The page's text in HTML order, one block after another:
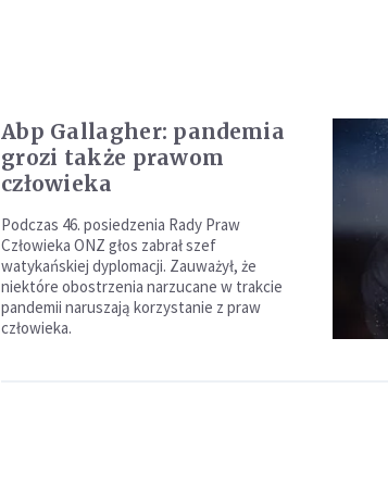
Abp Gallagher: pandemia
grozi także prawom
człowieka
Podczas 46. posiedzenia Rady Praw
Człowieka ONZ głos zabrał szef
watykańskiej dyplomacji. Zauważył, że
niektóre obostrzenia narzucane w trakcie
pandemii naruszają korzystanie z praw
człowieka.